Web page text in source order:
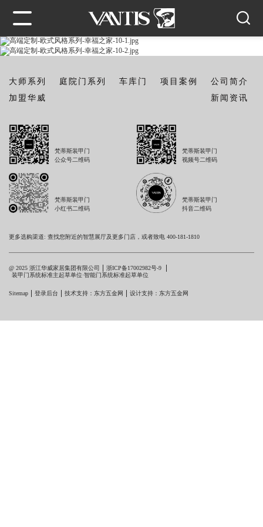
大师系列 庭院门系列 车库门 项目案例
公司简介
加盟华威
新闻资讯
梵蒂斯装甲门
公众号二维码
梵蒂斯装甲门
视频号二维码
梵蒂斯装甲门
小红书二维码
梵蒂斯装甲门
抖音二维码
更多选购渠道: 查找您附近的智慧展厅及更多门店，或者致电 400-181-1810
@ 2025 浙江华威家居集团有限公司
浙ICP备17002982号-9
装甲门系统标准主起草单位·智能门系统标准起草单位
Sitemap 登录后台 技术支持：东方五金网 设计支持：东方五金网